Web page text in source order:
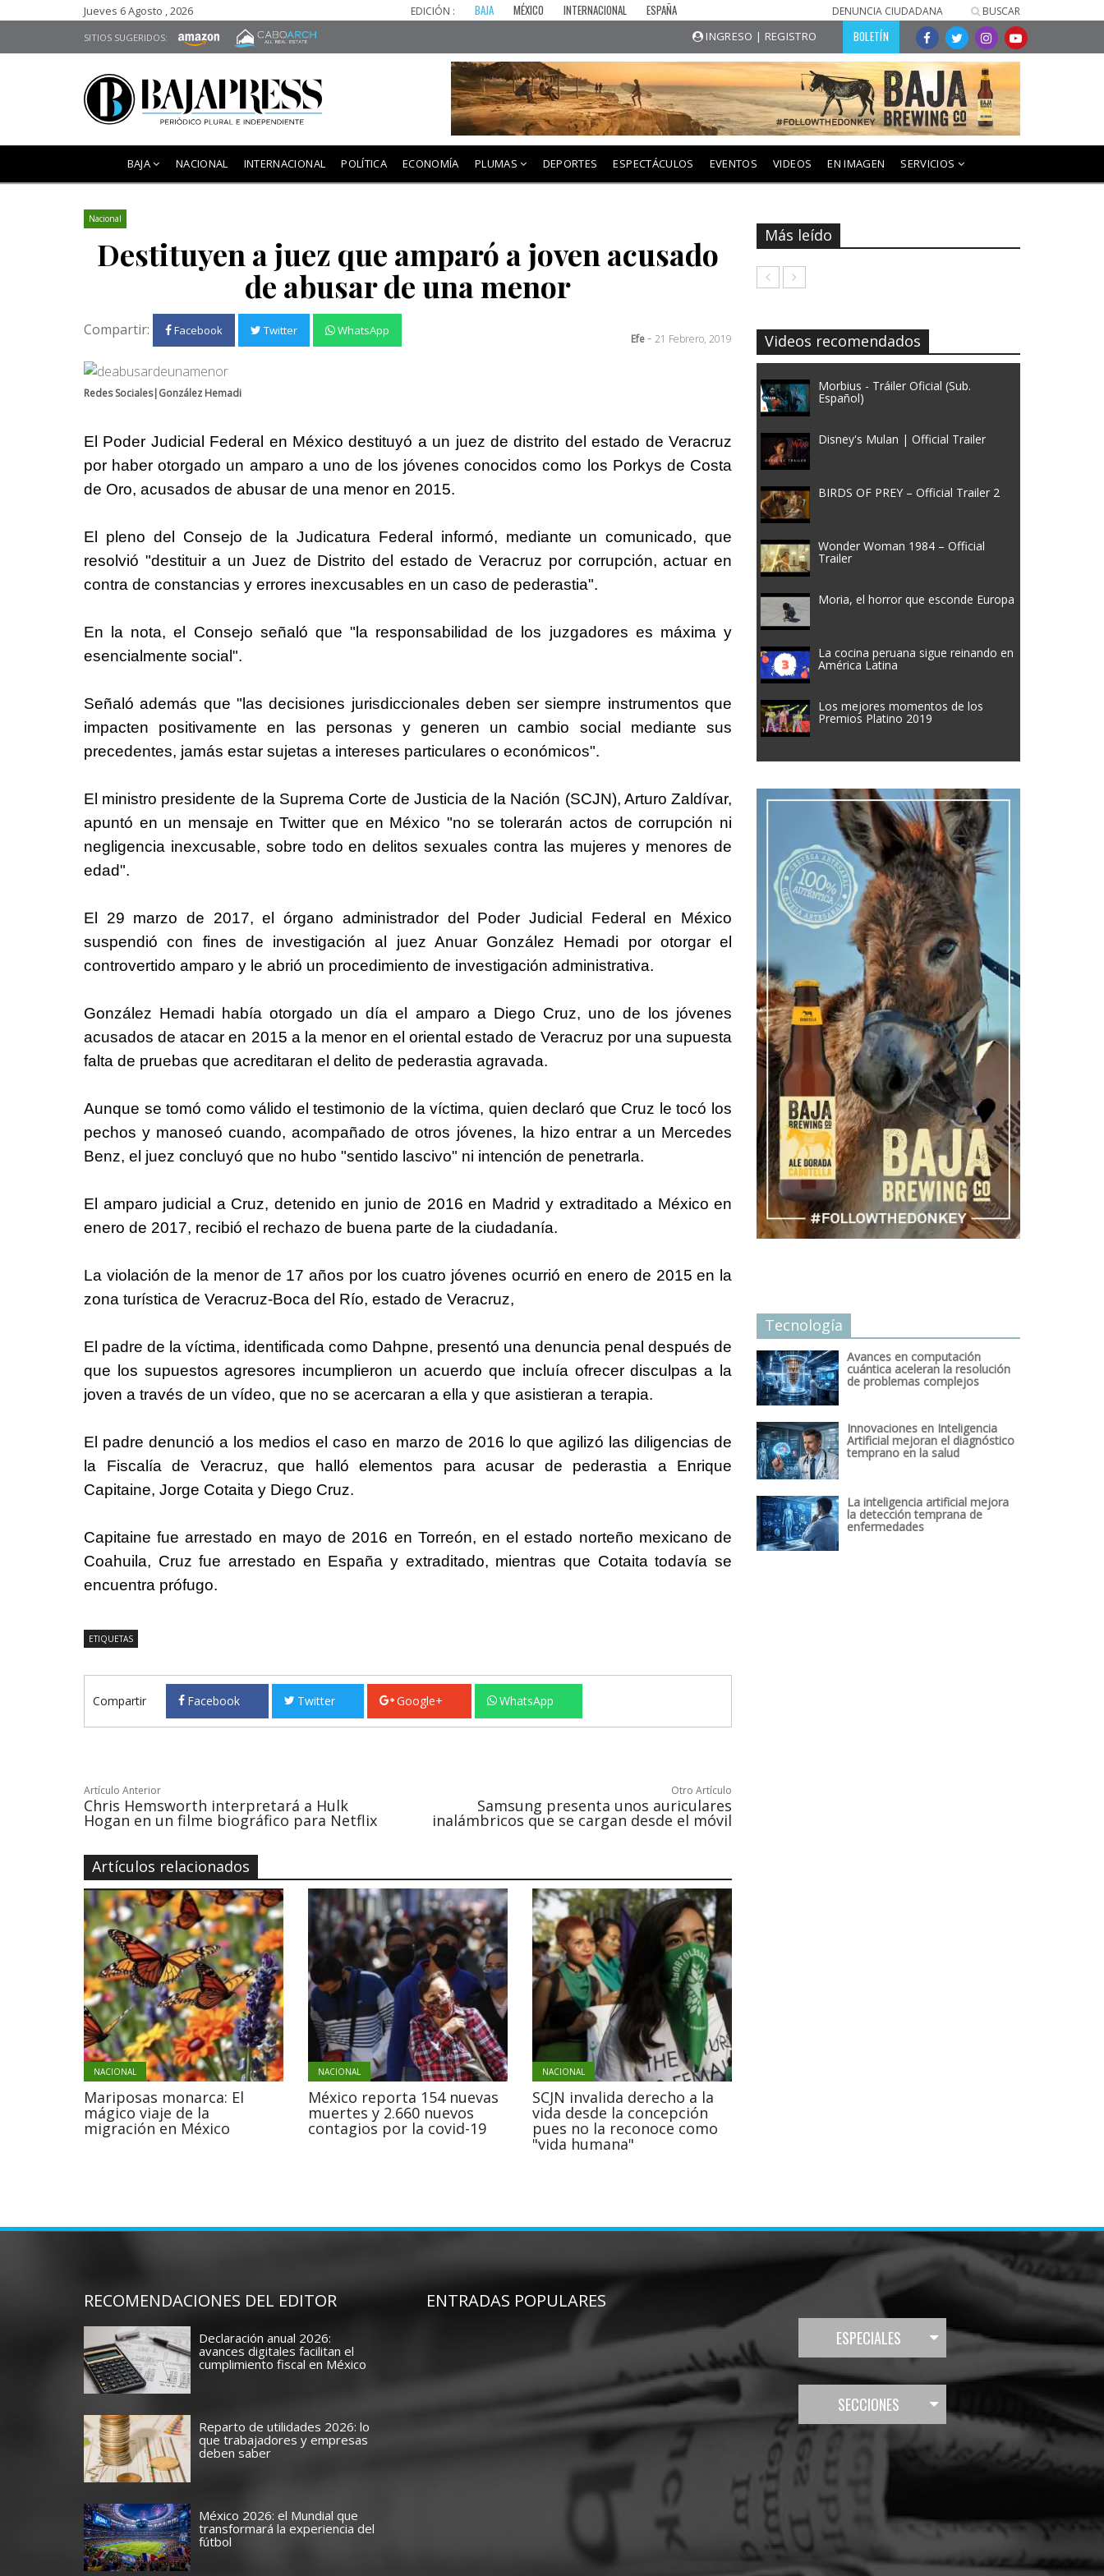
Jueves 6 Agosto , 2026 EDICIÓN : BAJA MÉXICO INTERNACIONAL ESPAÑA DENUNCIA CIUDADANA BUSCAR
SITIOS SUGERIDOS: INGRESO | REGISTRO BOLETÍN
BAJA NACIONAL INTERNACIONAL POLÍTICA ECONOMÍA PLUMAS DEPORTES ESPECTÁCULOS EVENTOS VIDEOS EN IMAGEN SERVICIOS
Nacional
Destituyen a juez que amparó a joven acusado
de abusar de una menor
Compartir: Facebook Twitter WhatsApp
Efe- 21 Febrero, 2019
Redes Sociales|González Hemadi
El Poder Judicial Federal en México destituyó a un juez de distrito del estado de Veracruz
por haber otorgado un amparo a uno de los jóvenes conocidos como los Porkys de Costa
de Oro, acusados de abusar de una menor en 2015.
El pleno del Consejo de la Judicatura Federal informó, mediante un comunicado, que
resolvió "destituir a un Juez de Distrito del estado de Veracruz por corrupción, actuar en
contra de constancias y errores inexcusables en un caso de pederastia".
En la nota, el Consejo señaló que "la responsabilidad de los juzgadores es máxima y
esencialmente social".
Señaló además que "las decisiones jurisdiccionales deben ser siempre instrumentos que
impacten positivamente en las personas y generen un cambio social mediante sus
precedentes, jamás estar sujetas a intereses particulares o económicos".
El ministro presidente de la Suprema Corte de Justicia de la Nación (SCJN), Arturo Zaldívar,
apuntó en un mensaje en Twitter que en México "no se tolerarán actos de corrupción ni
negligencia inexcusable, sobre todo en delitos sexuales contra las mujeres y menores de
edad".
El 29 marzo de 2017, el órgano administrador del Poder Judicial Federal en México
suspendió con fines de investigación al juez Anuar González Hemadi por otorgar el
controvertido amparo y le abrió un procedimiento de investigación administrativa.
González Hemadi había otorgado un día el amparo a Diego Cruz, uno de los jóvenes
acusados de atacar en 2015 a la menor en el oriental estado de Veracruz por una supuesta
falta de pruebas que acreditaran el delito de pederastia agravada.
Aunque se tomó como válido el testimonio de la víctima, quien declaró que Cruz le tocó los
pechos y manoseó cuando, acompañado de otros jóvenes, la hizo entrar a un Mercedes
Benz, el juez concluyó que no hubo "sentido lascivo" ni intención de penetrarla.
El amparo judicial a Cruz, detenido en junio de 2016 en Madrid y extraditado a México en
enero de 2017, recibió el rechazo de buena parte de la ciudadanía.
La violación de la menor de 17 años por los cuatro jóvenes ocurrió en enero de 2015 en la
zona turística de Veracruz-Boca del Río, estado de Veracruz,
El padre de la víctima, identificada como Dahpne, presentó una denuncia penal después de
que los supuestos agresores incumplieron un acuerdo que incluía ofrecer disculpas a la
joven a través de un vídeo, que no se acercaran a ella y que asistieran a terapia.
El padre denunció a los medios el caso en marzo de 2016 lo que agilizó las diligencias de
la Fiscalía de Veracruz, que halló elementos para acusar de pederastia a Enrique
Capitaine, Jorge Cotaita y Diego Cruz.
Capitaine fue arrestado en mayo de 2016 en Torreón, en el estado norteño mexicano de
Coahuila, Cruz fue arrestado en España y extraditado, mientras que Cotaita todavía se
encuentra prófugo.
ETIQUETAS
Compartir Facebook Twitter Google+ WhatsApp
Artículo Anterior
Chris Hemsworth interpretará a Hulk
Hogan en un filme biográfico para Netflix
Otro Artículo
Samsung presenta unos auriculares
inalámbricos que se cargan desde el móvil
Artículos relacionados
NACIONAL
Mariposas monarca: El
mágico viaje de la
migración en México
NACIONAL
México reporta 154 nuevas
muertes y 2.660 nuevos
contagios por la covid-19
NACIONAL
SCJN invalida derecho a la
vida desde la concepción
pues no la reconoce como
"vida humana"
Más leído
Videos recomendados
Morbius - Tráiler Oficial (Sub.
Español)
Disney's Mulan | Official Trailer
BIRDS OF PREY – Official Trailer 2
Wonder Woman 1984 – Official
Trailer
Moria, el horror que esconde Europa
La cocina peruana sigue reinando en
América Latina
Los mejores momentos de los
Premios Platino 2019
Tecnología
Avances en computación
cuántica aceleran la resolución
de problemas complejos
Innovaciones en Inteligencia
Artificial mejoran el diagnóstico
temprano en la salud
La inteligencia artificial mejora
la detección temprana de
enfermedades
RECOMENDACIONES DEL EDITOR
Declaración anual 2026:
avances digitales facilitan el
cumplimiento fiscal en México
Reparto de utilidades 2026: lo
que trabajadores y empresas
deben saber
México 2026: el Mundial que
transformará la experiencia del
fútbol
ENTRADAS POPULARES
ESPECIALES
SECCIONES